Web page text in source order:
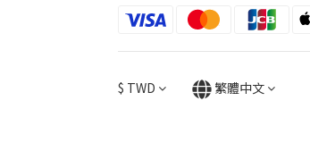
$ TWD 繁體中文